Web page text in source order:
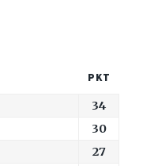
PKT
34
30
27